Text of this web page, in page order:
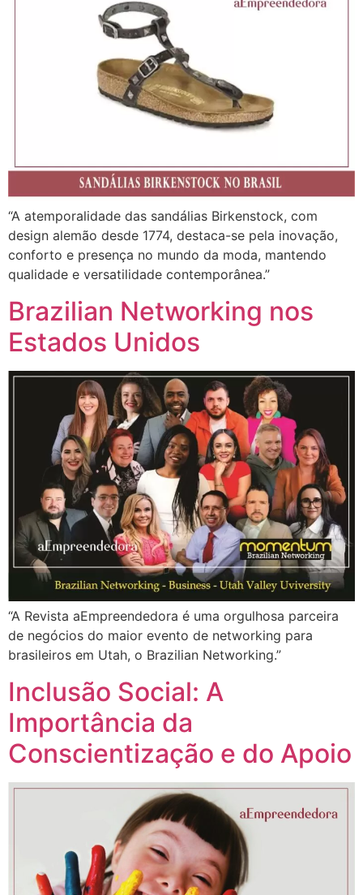
“A atemporalidade das sandálias Birkenstock, com
design alemão desde 1774, destaca-se pela inovação,
conforto e presença no mundo da moda, mantendo
qualidade e versatilidade contemporânea.”
Brazilian Networking nos
Estados Unidos
“A Revista aEmpreendedora é uma orgulhosa parceira
de negócios do maior evento de networking para
brasileiros em Utah, o Brazilian Networking.”
Inclusão Social: A
Importância da
Conscientização e do Apoio